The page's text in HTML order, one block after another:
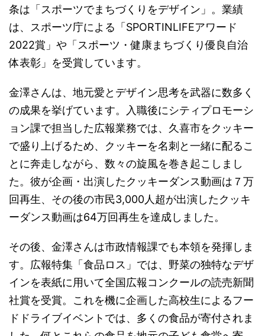
条は「スポーツでまちづくりをデザイン」。業績
は、スポーツ庁による「SPORTINLIFEアワード
2022賞」や「スポーツ・健康まちづくり優良自治
体表彰」を受賞しています。
金澤さんは、地元愛とデザイン思考を武器に数多く
の成果を挙げています。入職後にシティプロモーシ
ョン課で担当した広報業務では、久喜市をクッキー
で盛り上げるため、クッキーを名刺と一緒に配るこ
とに奔走しながら、数々の旋風を巻き起こしまし
た。彼が企画・出演したクッキーダンス動画は７万
回再生、その後の市民3,000人超が出演したクッキ
ーダンス動画は64万回再生を達成しました。
その後、金澤さんは市政情報課でも本領を発揮しま
す。広報特集「食品ロス」では、野菜の独特なデザ
インを表紙に用いて全国広報コンクールの読売新聞
社賞を受賞。これを機に企画した高校生によるフー
ドドライブイベントでは、多くの食品が寄付されま